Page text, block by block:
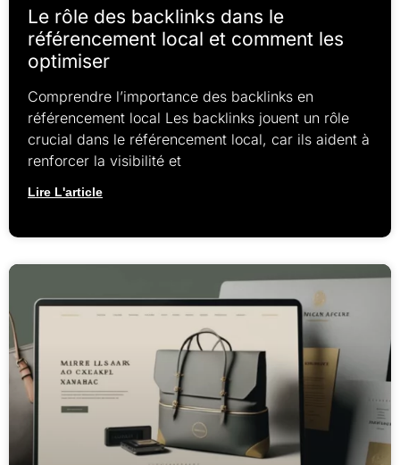
Le rôle des backlinks dans le
référencement local et comment les
optimiser
Comprendre l’importance des backlinks en
référencement local Les backlinks jouent un rôle
crucial dans le référencement local, car ils aident à
renforcer la visibilité et
Lire L'article